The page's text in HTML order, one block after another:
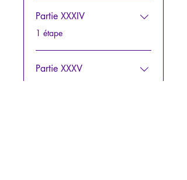
Partie XXXIV
.1 étape
Partie XXXV